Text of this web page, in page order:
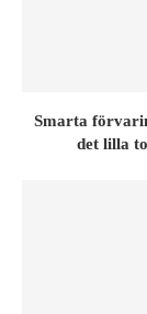
Smarta
det lilla